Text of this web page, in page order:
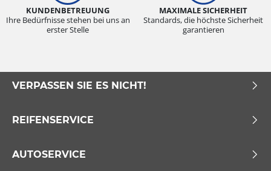
KUNDENBETREUUNG
Ihre Bedürfnisse stehen bei uns an
erster Stelle
MAXIMALE SICHERHEIT
Standards, die höchste Sicherheit
garantieren
VERPASSEN SIE ES NICHT!
REIFENSERVICE
AUTOSERVICE